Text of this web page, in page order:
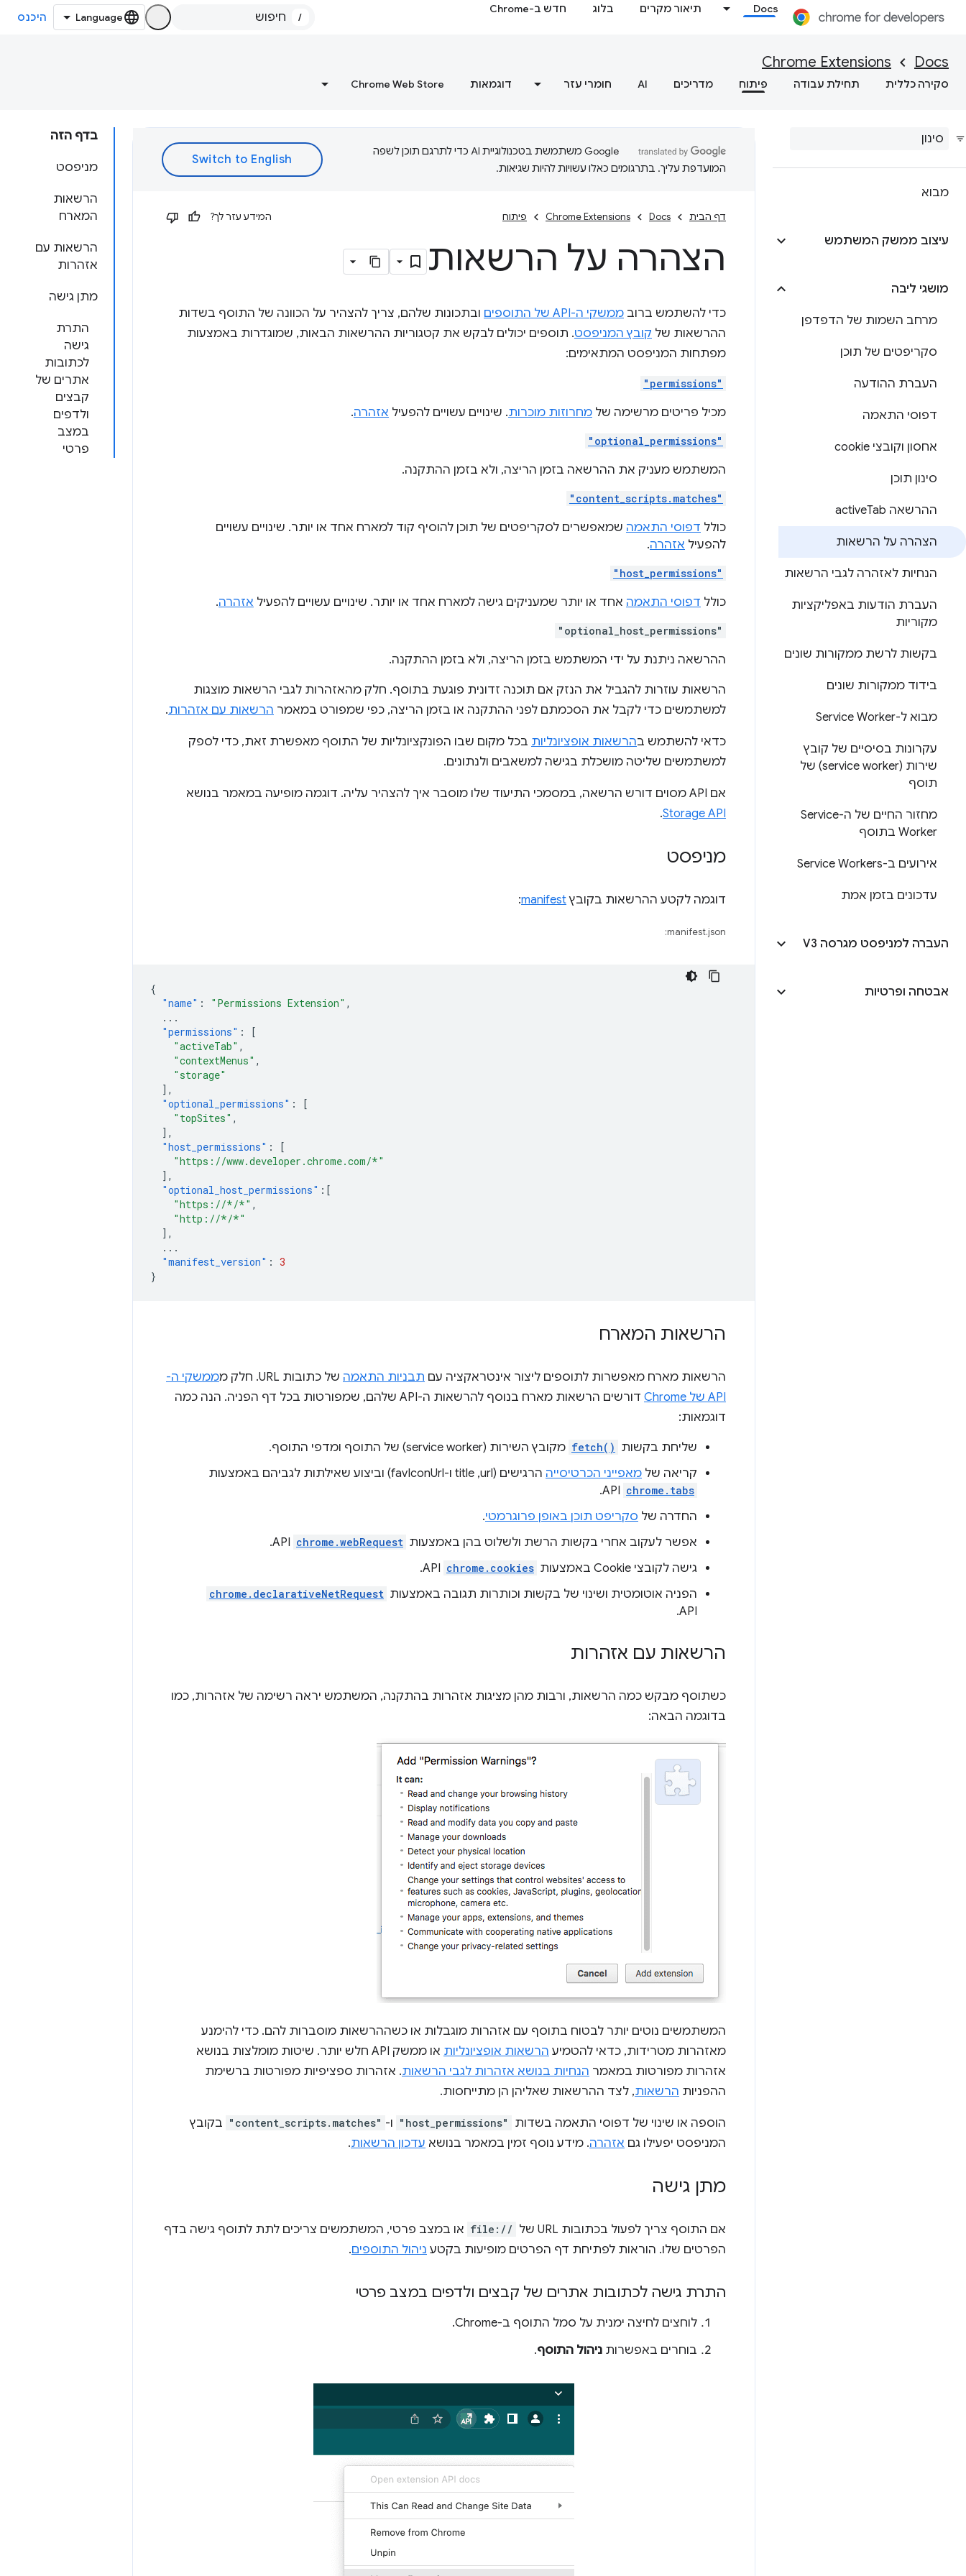
Docs תיאור מקרים בלוג חדש ב-Chrome
/ היכנס
Docs
Chrome Extensions
סקירה כללית תחילת עבודה פיתוח מדריכים AI חומרי עזר דוגמאות Chrome Web Store
מבוא
עיצוב ממשק המשתמש
מושגי ליבה
מרחב השמות של הדפדפן
סקריפטים של תוכן
העברת ההודעה
דפוסי התאמה
אחסון וקובצי cookie
סינון תוכן
ההרשאה active Tab
הצהרה על הרשאות
הנחיות לאזהרה לגבי הרשאות
העברת הודעות באפליקציות
מקוריות
בקשות לרשת ממקורות שונים
בידוד ממקורות שונים
מבוא ל-Service Worker
עקרונות בסיסיים של קובץ
שירות (service worker) של
תוסף
מחזור החיים של ה-Service
Worker בתוסף
אירועים ב-Service Workers
עדכונים בזמן אמת
העברה למניפסט מגרסה V3
אבטחה ופרטיות
בדף הזה
מניפסט
הרשאות
המארח
הרשאות עם
אזהרות
מתן גישה
התרת
גישה
לכתובות
אתרים של
קבצים
ולדפים
במצב
פרטי
‫Google משתמשת בטכנולוגיית AI כדי לתרגם תוכן לשפה
המועדפת עליך. בתרגומים כאלו עשויות להיות שגיאות.
דף הבית Docs
Chrome Extensions פיתוח המידע עזר לך?
הצהרה על הרשאות
כדי להשתמש ברוב ממשקי ה-API של התוספים
ובתכונות שלהם, צריך להצהיר על הכוונה של התוסף בשדות
ההרשאות של קובץ המניפסט. תוספים יכולים לבקש את קטגוריות ההרשאות הבאות, שמוגדרות באמצעות
מפתחות המניפסט המתאימים:
"permissions"
מכיל פריטים מרשימה של מחרוזות מוכרות. שינויים עשויים להפעיל אזהרה.
"optional_permissions"
המשתמש מעניק את ההרשאה בזמן הריצה, ולא בזמן ההתקנה.
"content_scripts.matches"
כולל דפוסי התאמה שמאפשרים לסקריפטים של תוכן להוסיף קוד למארח אחד או יותר. שינויים עשויים
להפעיל אזהרה.
"host_permissions"
כולל דפוסי התאמה אחד או יותר שמעניקים גישה למארח אחד או יותר. שינויים עשויים להפעיל אזהרה.
"optional_host_permissions"
ההרשאה ניתנת על ידי המשתמש בזמן הריצה, ולא בזמן ההתקנה.
הרשאות עוזרות להגביל את הנזק אם תוכנה זדונית פוגעת בתוסף. חלק מהאזהרות לגבי הרשאות מוצגות
למשתמשים כדי לקבל את הסכמתם לפני ההתקנה או בזמן הריצה, כפי שמפורט במאמר הרשאות עם אזהרות.
כדאי להשתמש בהרשאות אופציונליות בכל מקום שבו הפונקציונליות של התוסף מאפשרת זאת, כדי לספק
למשתמשים שליטה מושכלת בגישה למשאבים ולנתונים.
אם API מסוים דורש הרשאה, במסמכי התיעוד שלו מוסבר איך להצהיר עליה. דוגמה מופיעה במאמר בנושא
Storage API
.
מניפסט
דוגמה לקטע ההרשאות בקובץmanifest
:
manifest.json:
{
"name" : "Permissions Extension" ,
...
"permissions" :
[
"activeTab" ,
"contextMenus" ,
"storage"
],
"optional_permissions" :
[
"topSites" ,
],
"host_permissions" :
[
"https://www.developer.chrome.com/*"
],
"optional_host_permissions" :[
"https://*/*" ,
"http://*/*"
],
...
"manifest_version" : 3
}
הרשאות המארח
הרשאות מארח מאפשרות לתוספים ליצור אינטראקציה עם תבניות התאמה של כתובות URL. חלק מ
ממשקי ה-
API של Chrome
דורשים הרשאות מארח בנוסף להרשאות ה-API שלהם, שמפורטות בכל דף הפניה. הנה כמה
דוגמאות:
שליחת בקשות fetch() מקובץ השירות (service worker) של התוסף ומדפי התוסף.
קריאה של מאפייני הכרטיסייה הרגישים (url,‏ title ו-favIconUrl) וביצוע שאילתות לגביהם באמצעות
chrome.tabs
החדרה של סקריפט תוכן באופן פרוגרמטי.
אפשר לעקוב אחרי בקשות הרשת ולשלוט בהן באמצעות chrome.webRequest
גישה לקובצי Cookie באמצעות
chrome.cookies
הפניה אוטומטית ושינוי של בקשות וכותרות תגובה באמצעות chrome.declarativeNetRequest
API.
הרשאות עם אזהרות
כשתוסף מבקש כמה הרשאות, ורבות מהן מציגות אזהרות בהתקנה, המשתמש יראה רשימה של אזהרות, כמו
בדוגמה הבאה:
המשתמשים נוטים יותר לבטוח בתוסף עם אזהרות מוגבלות או כשההרשאות מוסברות להם. כדי להימנע
מאזהרות מטרידות, כדאי להטמיע הרשאות אופציונליות
או ממשק API חלש יותר. שיטות מומלצות בנושא
אזהרות מפורטות במאמר הנחיות בנושא אזהרות לגבי הרשאות. אזהרות ספציפיות מפורטות ברשימת
ההפניות הרשאות, לצד ההרשאות שאליהן הן מתייחסות.
הוספה או שינוי של דפוסי התאמה בשדות "host_permissions" ו- "content_scripts.matches" בקובץ
המניפסט יפעילו גם אזהרה. מידע נוסף זמין במאמר בנושא עדכון הרשאות.
מתן גישה
אם התוסף צריך לפעול בכתובות URL של file:// או במצב פרטי, המשתמשים צריכים לתת לתוסף גישה בדף
הפרטים שלו. הוראות לפתיחת דף הפרטים מופיעות בקטע ניהול התוספים.
התרת גישה לכתובות אתרים של קבצים ולדפים במצב פרטי
לוחצים לחיצה ימנית על סמל התוסף ב-Chrome.
בוחרים באפשרות ניהול התוסף.